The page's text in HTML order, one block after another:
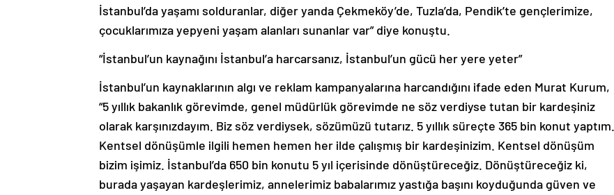
İstanbul’da yaşamı solduranlar, diğer yanda Çekmeköy’de, Tuzla’da, Pendik’te gençlerimize,
çocuklarımıza yepyeni yaşam alanları sunanlar var” diye konuştu.
“İstanbul’un kaynağını İstanbul’a harcarsanız, İstanbul’un gücü her yere yeter”
İstanbul’un kaynaklarının algı ve reklam kampanyalarına harcandığını ifade eden Murat Kurum,
“5 yıllık bakanlık görevimde, genel müdürlük görevimde ne söz verdiyse tutan bir kardeşiniz
olarak karşınızdayım. Biz söz verdiysek, sözümüzü tutarız. 5 yıllık süreçte 365 bin konut yaptım.
Kentsel dönüşümle ilgili hemen hemen her ilde çalışmış bir kardeşinizim. Kentsel dönüşüm
bizim işimiz. İstanbul’da 650 bin konutu 5 yıl içerisinde dönüştüreceğiz. Dönüştüreceğiz ki,
burada yaşayan kardeşlerimiz, annelerimiz babalarımız yastığa başını koyduğunda güven ve